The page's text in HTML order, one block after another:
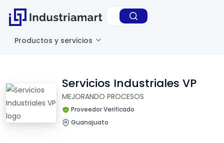
Productos y servicios
Servicios Industriales VP
MEJORANDO PROCESOS
Proveedor Verificado
Guanajuato